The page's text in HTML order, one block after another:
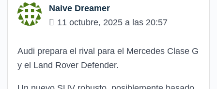
Naive Dreamer
11 octubre, 2025 a las 20:57
Audi prepara el rival para el Mercedes Clase G
y el Land Rover Defender.